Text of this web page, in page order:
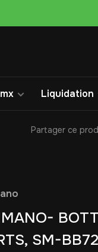
Liquidation
Partager ce
SM-